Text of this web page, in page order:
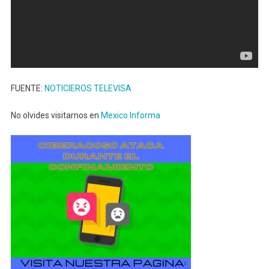
FUENTE: NOTICIEROS TELEVISA
No olvides visitarnos en Mexico Informa